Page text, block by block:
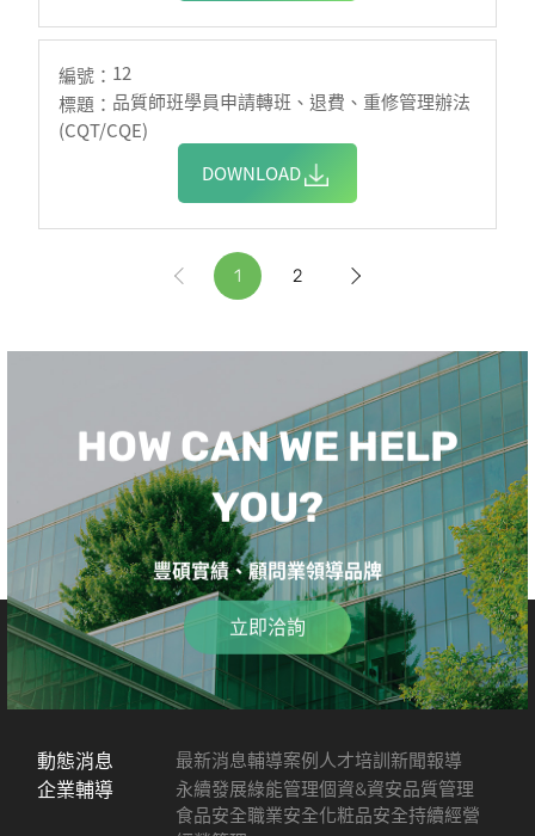
12
品質師班學員申請轉班、退費、重修管理辦法
(CQT/CQE)
DOWNLOAD
1 2
HOW CAN WE HELP
YOU?
豐碩實績、顧問業領導品牌
立即洽詢
動態消息 最新消息輔導案例 人才培訓新聞報導
企業輔導 永續發展綠能管理個資&資安品質管理
食品安全職業安全化粧品安全持續經營